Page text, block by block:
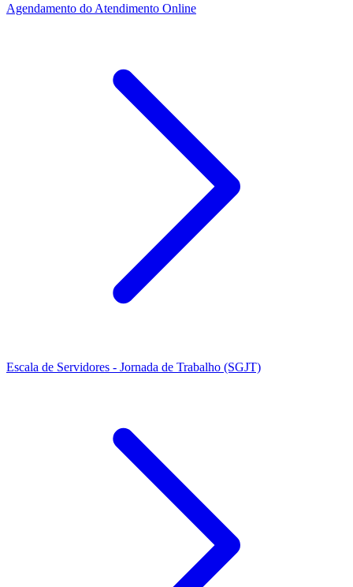
Agendamento do Atendimento Online
Escala de Servidores - Jornada de Trabalho (SGJT)